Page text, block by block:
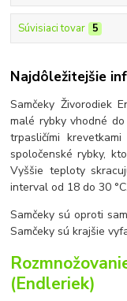
Súvisiaci tovar 5
Najdôležitejšie
Samčeky Živorodiek
malé rybky vhodné
trpasličími
spoločenské rybky,
Vyššie teploty
interval od 18 do 30 °C.
Samčeky sú oproti
Samčeky sú krajšie
(Endleriek)